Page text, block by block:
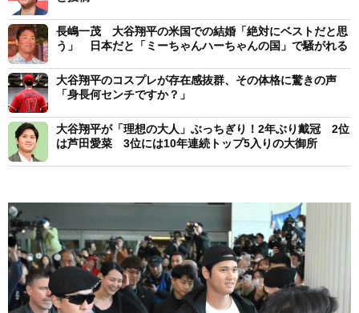
長嶋一茂 大谷翔平の米国での結婚「絶対にベストだと思
う」 日本だと「ミーちゃんハーちゃんの国」で騒がれる
大谷翔平のコスプレが存在感抜群、その体格に驚きの声
「身長何センチですか？」
大谷翔平が「理想の大人」ぶっちぎり！2年ぶり戴冠 2位
は芦田愛菜 3位には10年連続トップ5入りの大御所